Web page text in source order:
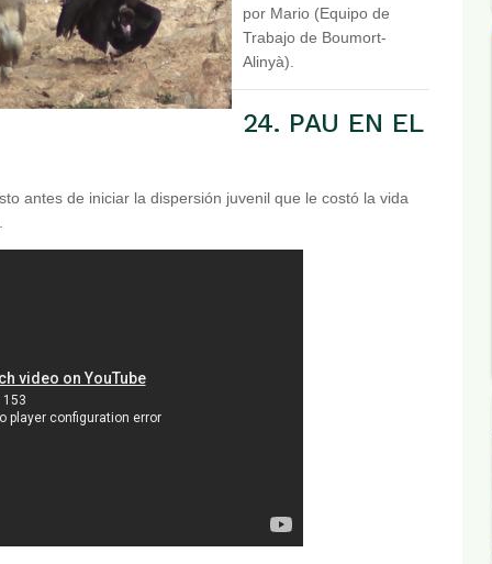
por Mario (Equipo de
Trabajo de Boumort-
Alinyà).
24. PAU EN EL
antes de iniciar la dispersión juvenil que le costó la vida